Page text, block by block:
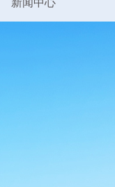
新闻中心